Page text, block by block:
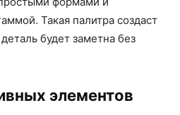
Такая палитра создаст
будет заметна без
элементов